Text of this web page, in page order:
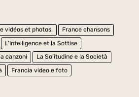
vidéos et photos.
France chansons
L'Intelligence et la Sottise
canzoni
La Solitudine e la Società
Francia video e foto